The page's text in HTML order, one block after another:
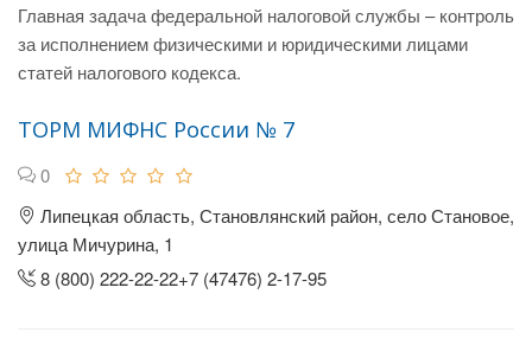
Главная задача федеральной налоговой службы – контроль
за исполнением физическими и юридическими лицами
статей налогового кодекса.
ТОРМ МИФНС России № 7
0
Липецкая область, Становлянский район, село Становое,
улица Мичурина, 1
8 (800) 222-22-22+7 (47476) 2-17-95